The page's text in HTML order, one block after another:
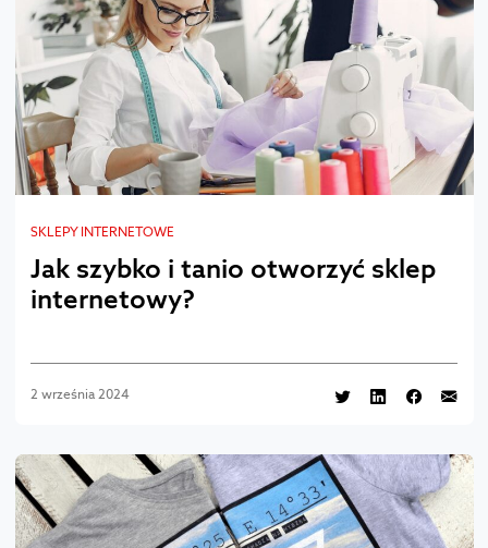
SKLEPY INTERNETOWE
Jak szybko i tanio otworzyć sklep
internetowy?
2 września 2024